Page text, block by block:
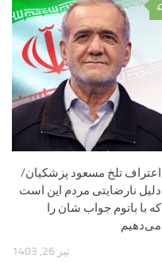
۰
اعتراف تلخ مسعود پزشکیان/
دلیل نارضایتی مردم این است
که با باتوم جواب شان را
می‌دهیم
تیر 26, 1403